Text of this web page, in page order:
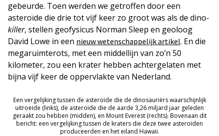
gebeurde. Toen werden we getroffen door een
asteroïde die drie tot vijf keer zo groot was als de dino-
killer, stellen geofysicus Norman Sleep en geoloog
David Lowe in een nieuw wetenschappelijk artikel. En die
megaruimterots, met een middellijn van zo’n 50
kilometer, zou een krater hebben achtergelaten met
bijna vijf keer de oppervlakte van Nederland.
Een vergelijking tussen de asteroïde die de dinosauriërs waarschijnlijk
uitroeide (links), de asteroïde die de aarde 3,26 miljard jaar geleden
geraakt zou hebben (midden), en Mount Everest (rechts). Bovenaan dit
bericht: een vergelijking tussen de kraters die deze twee asteroïden
produceerden en het eiland Hawaii.